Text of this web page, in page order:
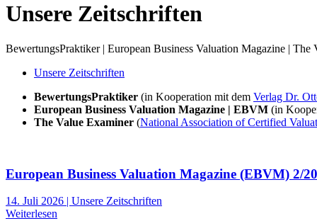
Unsere Zeitschriften
BewertungsPraktiker | European Business Valuation Magazine | The
Unsere Zeitschriften
BewertungsPraktiker (in Kooperation mit dem Verlag Dr.
European Business Valuation Magazine | EBVM (in
The Value Examiner (National Association of Certified
European Business Valuation Magazine (EBVM) 2/
14. Juli 2026 | Unsere Zeitschriften
Weiterlesen